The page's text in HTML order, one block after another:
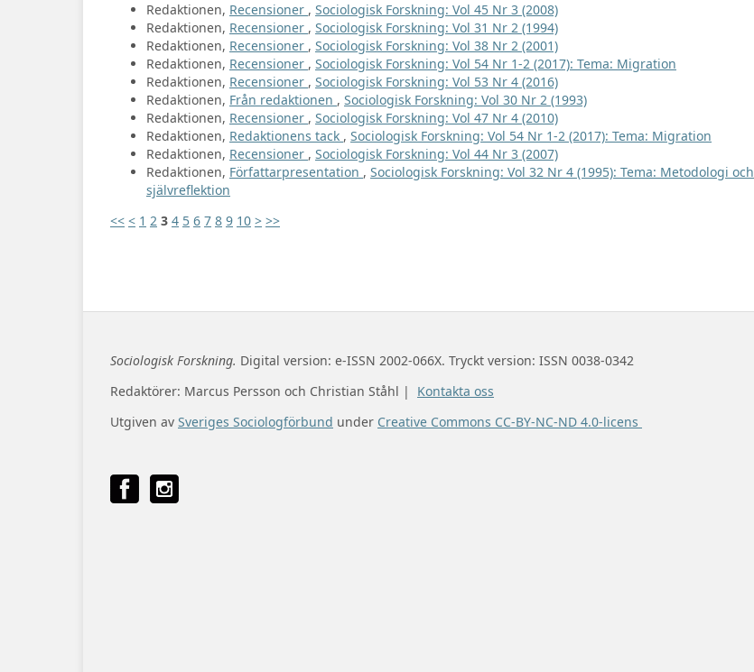
Redaktionen, Recensioner , Sociologisk Forskning: Vol 45 Nr 3 (2008)
Redaktionen, Recensioner , Sociologisk Forskning: Vol 31 Nr 2 (1994)
Redaktionen, Recensioner , Sociologisk Forskning: Vol 38 Nr 2 (2001)
Redaktionen, Recensioner , Sociologisk Forskning: Vol 54 Nr 1-2 (2017): Tema: Migration
Redaktionen, Recensioner , Sociologisk Forskning: Vol 53 Nr 4 (2016)
Redaktionen, Från redaktionen , Sociologisk Forskning: Vol 30 Nr 2 (1993)
Redaktionen, Recensioner , Sociologisk Forskning: Vol 47 Nr 4 (2010)
Redaktionen, Redaktionens tack , Sociologisk Forskning: Vol 54 Nr 1-2 (2017): Tema: Migration
Redaktionen, Recensioner , Sociologisk Forskning: Vol 44 Nr 3 (2007)
Redaktionen, Författarpresentation , Sociologisk Forskning: Vol 32 Nr 4 (1995): Tema: Metodologi och
självreflektion
<< < 1 2 3 4 5 6 7 8 9 10 > >>
Sociologisk Forskning. Digital version: e-ISSN 2002-066X. Tryckt version: ISSN 0038-0342
Redaktörer: Marcus Persson och Christian Ståhl | Kontakta oss
Utgiven av Sveriges Sociologförbund under Creative Commons CC-BY-NC-ND 4.0-licens